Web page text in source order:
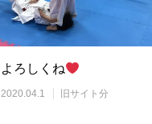
よろしくね
2020.04.1 旧サイト分